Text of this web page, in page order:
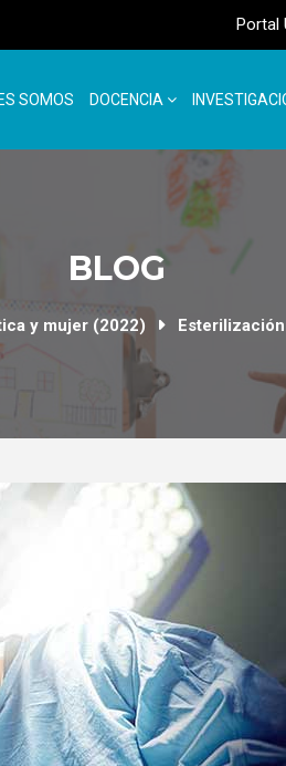
Portal
SOMOS DOCENCIA
BLOG
y mujer (2022)